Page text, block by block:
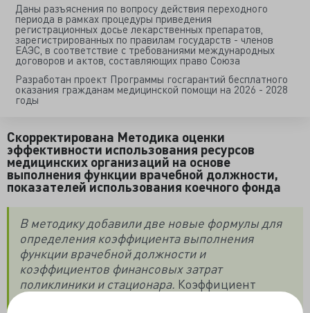
Даны разъяснения по вопросу действия переходного
периода в рамках процедуры приведения
регистрационных досье лекарственных препаратов,
зарегистрированных по правилам государств - членов
ЕАЭС, в соответствие с требованиями международных
договоров и актов, составляющих право Союза
Разработан проект Программы госгарантий бесплатного
оказания гражданам медицинской помощи на 2026 - 2028
годы
Скорректирована Методика оценки
эффективности использования ресурсов
медицинских организаций на основе
выполнения функции врачебной должности,
показателей использования коечного фонда
В методику добавили две новые формулы для
определения коэффициента выполнения
функции врачебной должности и
коэффициентов финансовых затрат
поликлиники и стационара. Коэффициент
выполнения функции врачебной должности